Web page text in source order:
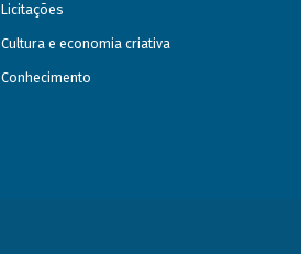
Licitações
Cultura e economia criativa
Conhecimento